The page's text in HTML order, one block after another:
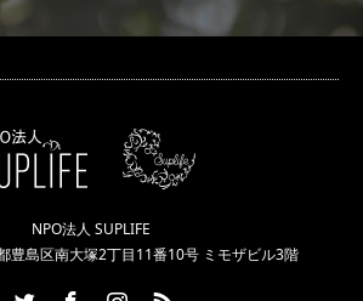
NPO法人 SUPLIFE
豊島区南大塚2丁目11番10号 ミモザビル3階